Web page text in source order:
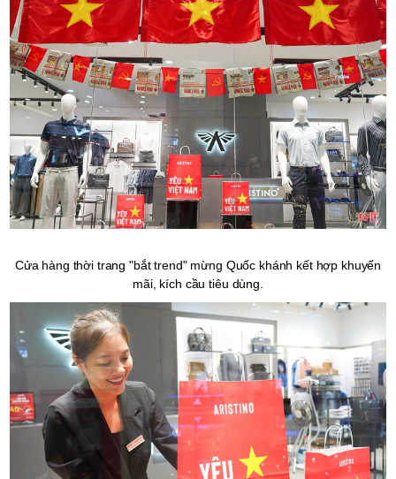
Cửa hàng thời trang "bắt trend" mừng Quốc khánh kết hợp khuyến
mãi, kích cầu tiêu dùng.